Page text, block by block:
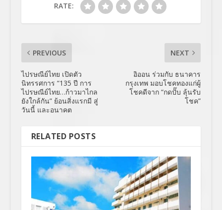
RATE:
PREVIOUS
ไปรษณีย์ไทย เปิดตัว
นิทรรศการ “135 ปี การ
ไปรษณีย์ไทย…ก้าวมาไกล
ยังใกล้กัน” ย้อนสิ่งแรกมี สู่
วันนี้ และอนาคต
NEXT
อิออน ร่วมกับ ธนาคาร
กรุงเทพ มอบโชคทองแก่ผู้
โชคดีจาก “กดปั๊บ ลุ้นรับ
โชค”
RELATED POSTS